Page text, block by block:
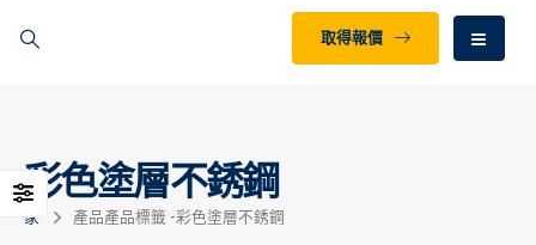
取得報價
彩色塗層不銹鋼
家 產品產品標籤 -彩色塗層不銹鋼